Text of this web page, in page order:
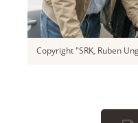
Copyright "SRK, Ruben